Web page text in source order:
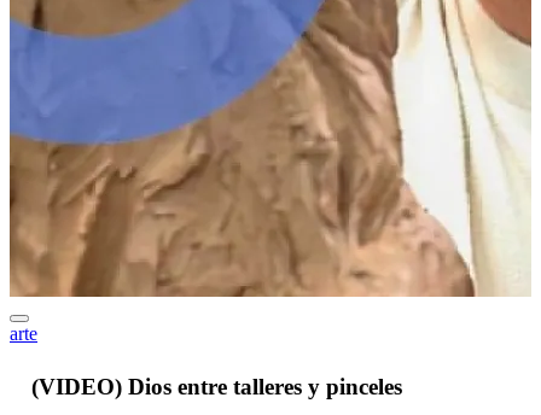
arte
(VIDEO) Dios entre talleres y pinceles